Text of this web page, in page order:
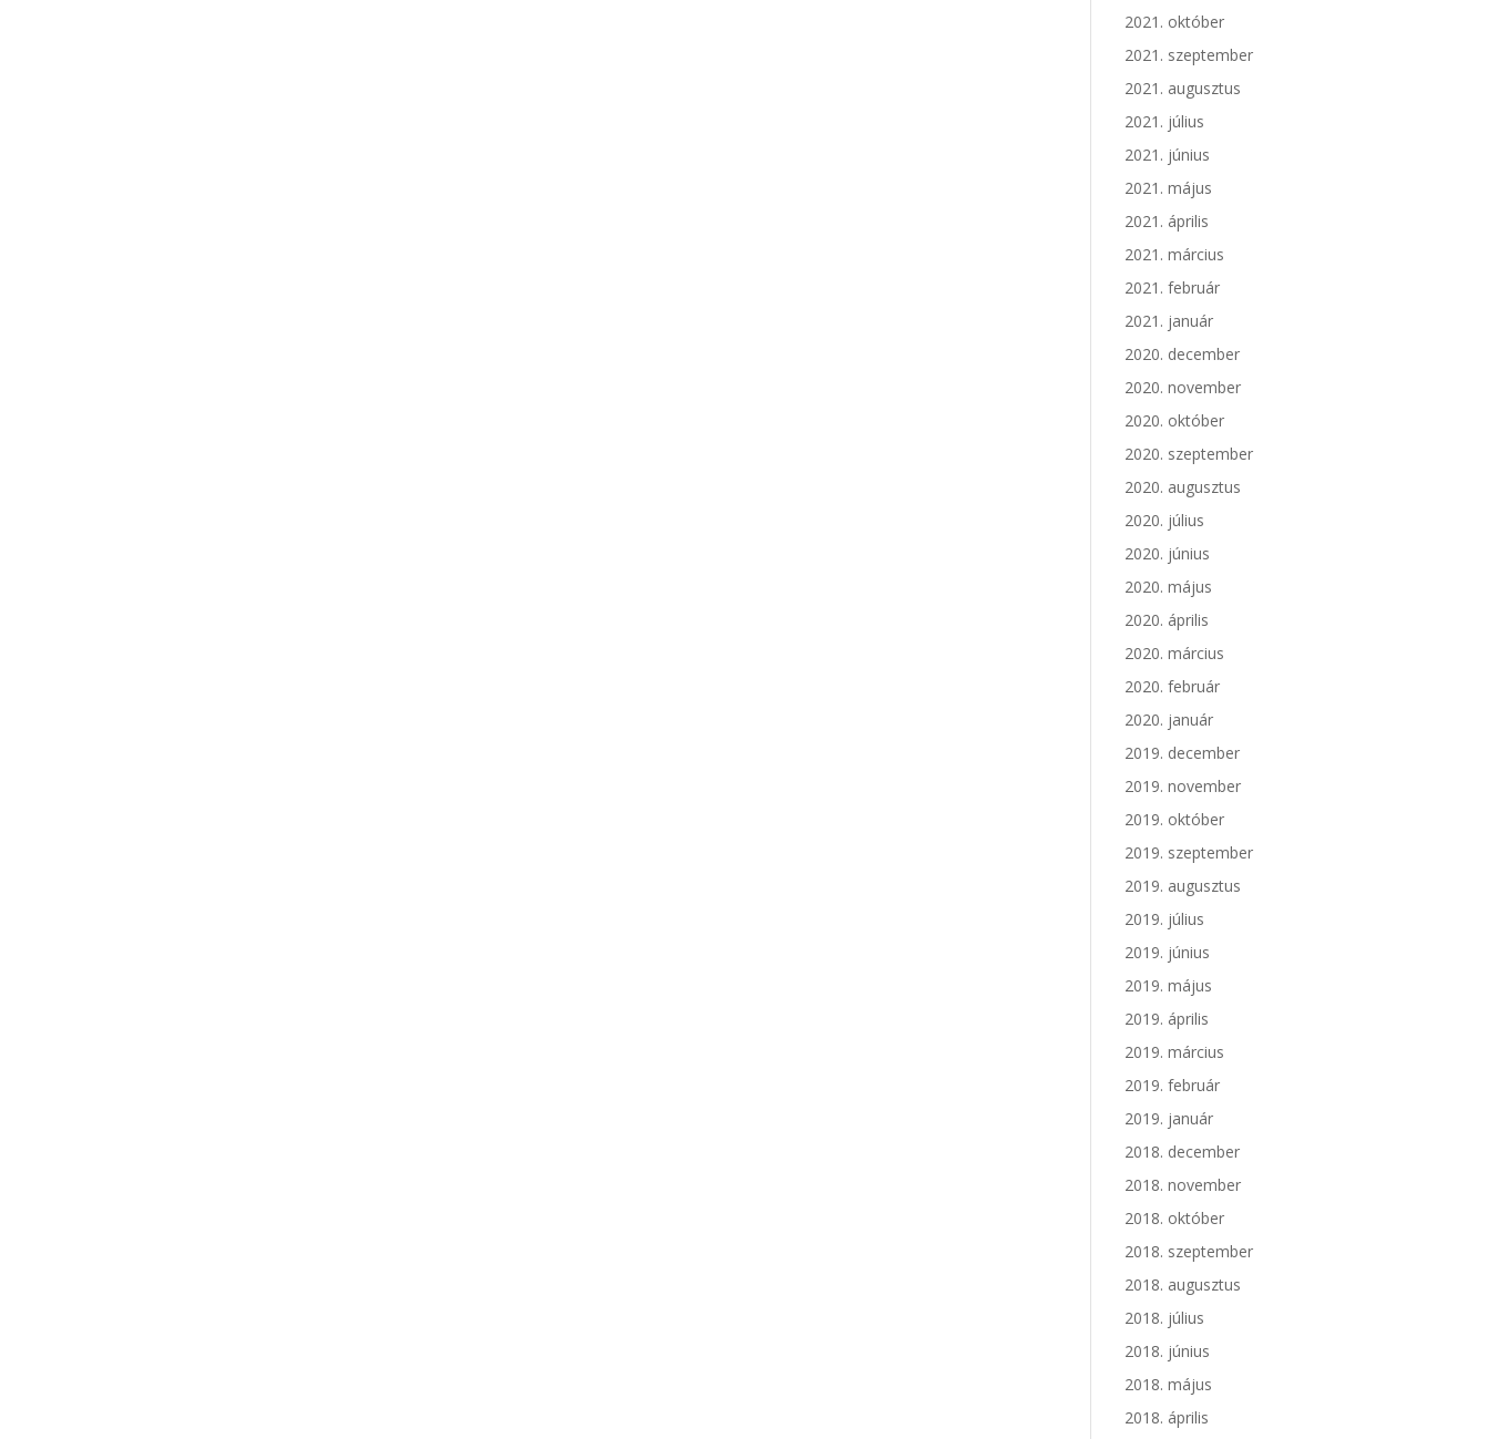
2021. október
2021. szeptember
2021. augusztus
2021. július
2021. június
2021. május
2021. április
2021. március
2021. február
2021. január
2020. december
2020. november
2020. október
2020. szeptember
2020. augusztus
2020. július
2020. június
2020. május
2020. április
2020. március
2020. február
2020. január
2019. december
2019. november
2019. október
2019. szeptember
2019. augusztus
2019. július
2019. június
2019. május
2019. április
2019. március
2019. február
2019. január
2018. december
2018. november
2018. október
2018. szeptember
2018. augusztus
2018. július
2018. június
2018. május
2018. április